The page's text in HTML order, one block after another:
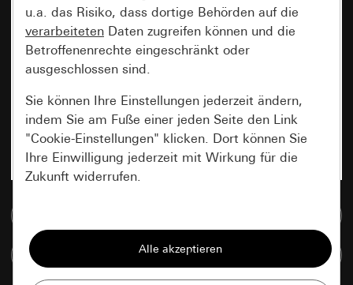
Artikel vergleichen
u.a. das Risiko, dass dortige Behörden auf die
verarbeiteten Daten zugreifen können und die
Betroffenenrechte eingeschränkt oder
ausgeschlossen sind.
Sie können Ihre Einstellungen jederzeit ändern,
indem Sie am Fuße einer jeden Seite den Link
"Cookie-Einstellungen" klicken. Dort können Sie
Ihre Einwilligung jederzeit mit Wirkung für die
Zukunft widerrufen.
Alle Cookies, die wir benötigen um Ihnen die
Seite anzeigen zu können.